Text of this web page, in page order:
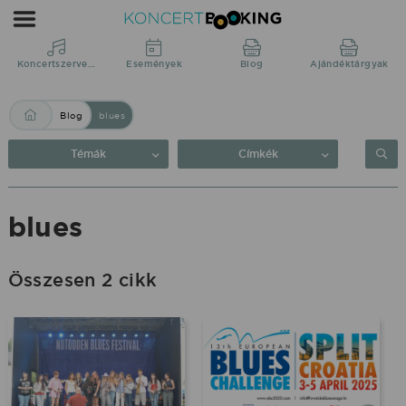
Blog:
KoncertBooking
Közvetlenül
produkciótól.
Koncertszervezés Események Blog Ajándéktárgyak
Blog blues
Témák Címkék
blues
Összesen 2 cikk